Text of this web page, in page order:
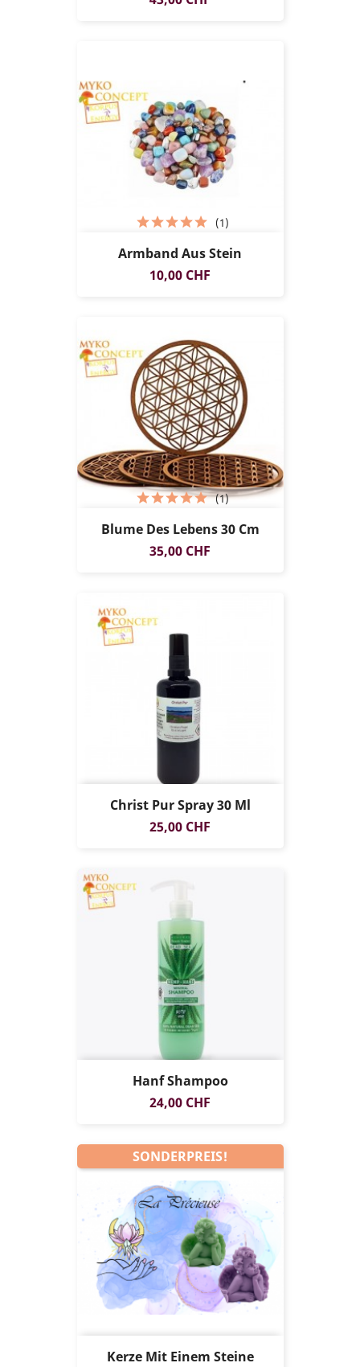
Armband Aus Stein
Preis
10,00 CHF
(1)
Blume Des Lebens 30 Cm
Preis
35,00 CHF
(1)
Christ Pur Spray 30 Ml
Preis
25,00 CHF
Hanf Shampoo
Preis
24,00 CHF
Kerze Mit Einem Steine
SONDERPREIS!